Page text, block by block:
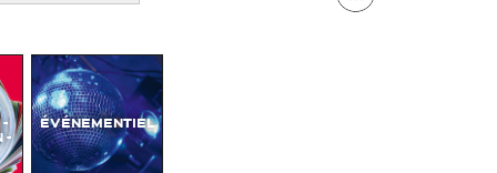
-
ÉVÉNEMENTIEL
Twitter